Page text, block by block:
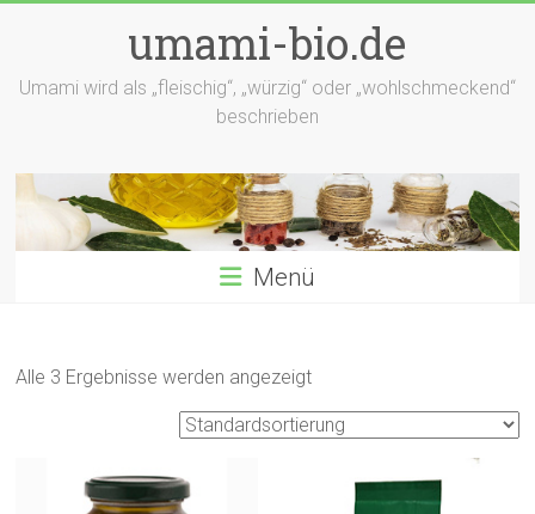
umami-bio.de
Umami wird als „fleischig“, „würzig“ oder „wohlschmeckend“
beschrieben
Menü
Alle 3 Ergebnisse werden angezeigt